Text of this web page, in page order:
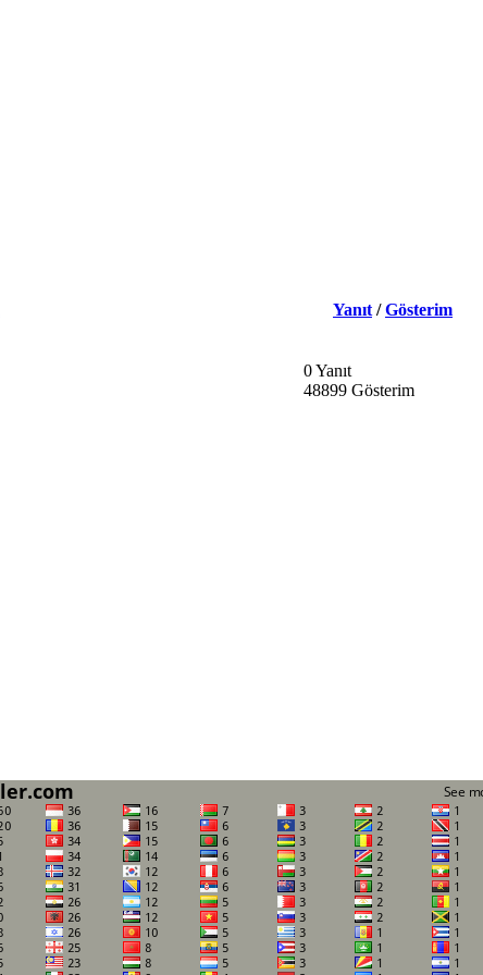
Yanıt /Gösterim
0 Yanıt
48899 Gösterim